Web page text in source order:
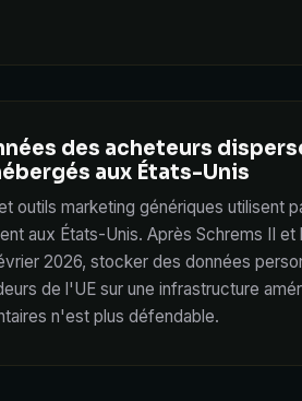
des acheteurs
aux États-Unis
outils marketing génériques utilisent
aux États-Unis. Après Schrems II et
2026, stocker des données
de l'UE sur une infrastructure
n'est plus défendable.